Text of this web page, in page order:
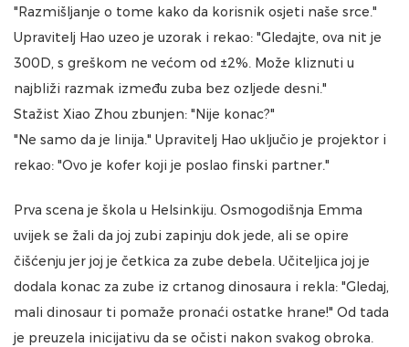
"Razmišljanje o tome kako da korisnik osjeti naše srce."
Upravitelj Hao uzeo je uzorak i rekao: "Gledajte, ova nit je
300D, s greškom ne većom od ±2%. Može kliznuti u
najbliži razmak između zuba bez ozljede desni."
Stažist Xiao Zhou zbunjen: "Nije konac?"
"Ne samo da je linija." Upravitelj Hao uključio je projektor i
rekao: "Ovo je kofer koji je poslao finski partner."
Prva scena je škola u Helsinkiju. Osmogodišnja Emma
uvijek se žali da joj zubi zapinju dok jede, ali se opire
čišćenju jer joj je četkica za zube debela. Učiteljica joj je
dodala konac za zube iz crtanog dinosaura i rekla: "Gledaj,
mali dinosaur ti pomaže pronaći ostatke hrane!" Od tada
je preuzela inicijativu da se očisti nakon svakog obroka.